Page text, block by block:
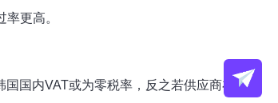
更高。
国内VAT或为零税率，反之若供应商在韩国